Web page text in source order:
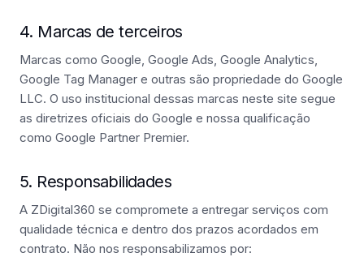
4. Marcas de terceiros
Marcas como Google, Google Ads, Google Analytics,
Google Tag Manager e outras são propriedade do Google
LLC. O uso institucional dessas marcas neste site segue
as diretrizes oficiais do Google e nossa qualificação
como Google Partner Premier.
5. Responsabilidades
A ZDigital360 se compromete a entregar serviços com
qualidade técnica e dentro dos prazos acordados em
contrato. Não nos responsabilizamos por: